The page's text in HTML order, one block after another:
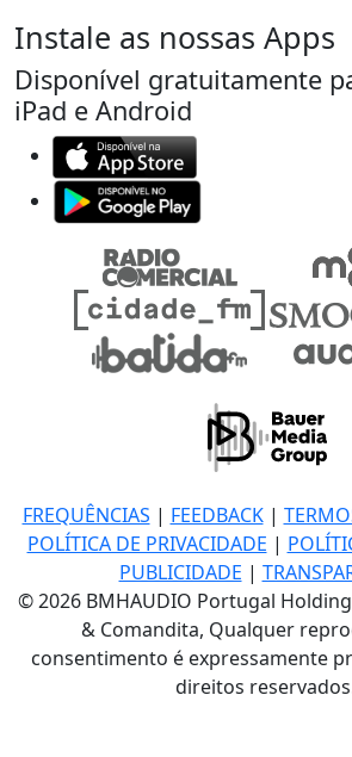
Instale as nossas Apps
Disponível gratuitamente
iPad e Android
FREQUÊNCIAS | FEEDBACK|
POLÍTICA DE PRIVACIDADE |
PUBLICIDADE |
© 2026 BMHAUDIO Portugal
& Comandita, Qualquer
consentimento é expressamente
direitos